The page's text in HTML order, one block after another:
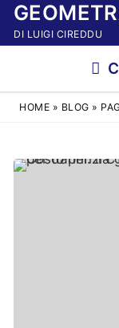
Vai
DI LUIGI CIREDDU
HOME » BLOG »